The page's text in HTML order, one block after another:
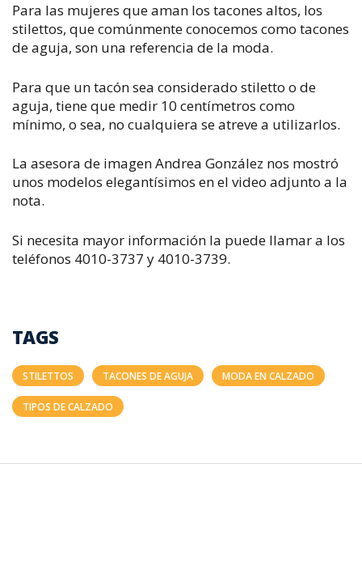
Para las mujeres que aman los tacones altos, los
stilettos, que comúnmente conocemos como tacones
de aguja, son una referencia de la moda.
Para que un tacón sea considerado stiletto o de
aguja, tiene que medir 10 centímetros como
mínimo, o sea, no cualquiera se atreve a utilizarlos.
La asesora de imagen Andrea González nos mostró
unos modelos elegantísimos en el video adjunto a la
nota.
Si necesita mayor información la puede llamar a los
teléfonos 4010-3737 y 4010-3739.
TAGS
STILETTOS TACONES DE AGUJA MODA EN CALZADO
TIPOS DE CALZADO